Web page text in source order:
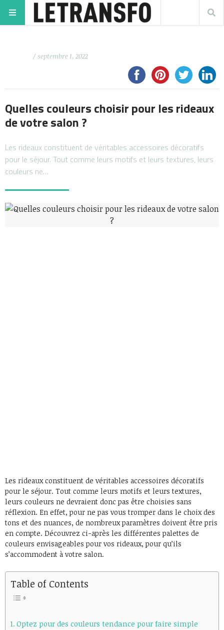
/ septembre 1, 2022
Quelles couleurs choisir pour les rideaux
de votre salon ?
Les rideaux constituent de véritables accessoires décoratifs
pour le séjour. Tout comme leurs motifs et leurs textures, leurs
couleurs ne…
Les rideaux constituent de véritables accessoires décoratifs
pour le séjour. Tout comme leurs motifs et leurs textures,
leurs couleurs ne devraient donc pas être choisies sans
réflexion. En effet, pour ne pas vous tromper dans le choix des
tons et des nuances, de nombreux paramètres doivent être pris
en compte. Découvrez ci-après les différentes palettes de
couleurs envisageables pour vos rideaux, pour qu’ils
s’accommodent à votre salon.
Table of Contents
Optez pour des couleurs tendance pour faire simple